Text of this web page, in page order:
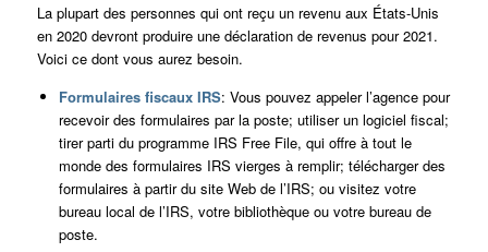
La plupart des personnes qui ont reçu un revenu aux États-Unis
en 2020 devront produire une déclaration de revenus pour 2021.
Voici ce dont vous aurez besoin.
Formulaires fiscaux IRS: Vous pouvez appeler l’agence pour
recevoir des formulaires par la poste; utiliser un logiciel fiscal;
tirer parti du programme IRS Free File, qui offre à tout le
monde des formulaires IRS vierges à remplir; télécharger des
formulaires à partir du site Web de l’IRS; ou visitez votre
bureau local de l’IRS, votre bibliothèque ou votre bureau de
poste.